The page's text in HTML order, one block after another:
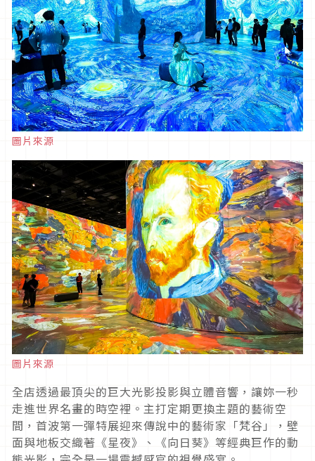
圖片來源
圖片來源
全店透過最頂尖的巨大光影投影與立體音響，讓妳一秒
走進世界名畫的時空裡。主打定期更換主題的藝術空
間，首波第一彈特展迎來傳說中的藝術家「梵谷」，壁
面與地板交織著《星夜》、《向日葵》等經典巨作的動